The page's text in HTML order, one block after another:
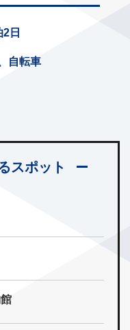
日
自転車
スポット